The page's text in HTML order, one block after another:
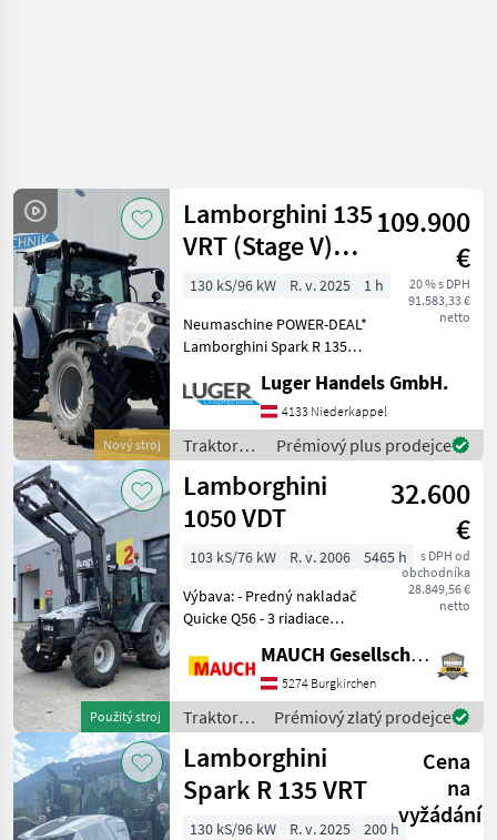
Nový stroj
Lamborghini 135
VRT (Stage V)
Stufenlos
109.900
€
20 % s DPH
91.583,33 €
netto
130 kS/96 kW R. v. 2025
1 h
Neumaschine POWER-DEAL*
Lamborghini Spark R 135
FARMotion 45 ULTRA Stage
Hubraum: 3849 cm³ -
Standard Hubkraf
Luger Handels GmbH.
4133 Niederkappel
Traktory /
Lamborghini
Prémiový plus prodejce
Použitý stroj
Lamborghini
1050 VDT
32.600
€
s DPH od
obchodníka
28.849,56 €
netto
103 kS/76 kW R. v. 2006
5465 h
Výbava: - Predný nakladač
Quicke Q56 - 3 riadiace
aretovanie náradia -
Powershuttle - klimatizácia
- vzduchové brzdy - EHR -
vzduchové sedadlo
MAUCH Gesellschaft m.b.H. & Co.KG
5274 Burgkirchen
Traktory /
Lamborghini
Prémiový zlatý prodejce
Lamborghini
Spark R 135 VRT
Cena
na
vyžádání
130 kS/96 kW R. v. 2025
200 h